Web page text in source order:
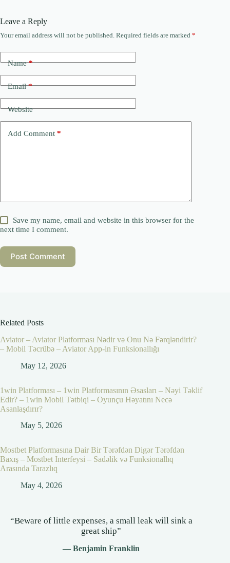
Leave a Reply
Your email address will not be published. Required fields are marked *
Name*
Email*
Website
Add Comment *
Save my name, email and website in this browser for the
next time I comment.
Post Comment
Related Posts
Aviator – Aviator Platforması Nədir və Onu Nə Fərqləndirir?
– Mobil Təcrübə – Aviator App-in Funksionallığı
May 12, 2026
1win Platforması – 1win Platformasının Əsasları – Nəyi Təklif
Edir? – 1win Mobil Tətbiqi – Oyunçu Həyatını Necə
Asanlaşdırır?
May 5, 2026
Mostbet Platformasına Dair Bir Tərəfdən Digər Tərəfdən
Baxış – Mostbet Interfeysi – Sadəlik və Funksionallıq
Arasında Tarazlıq
May 4, 2026
“Beware of little expenses, a small leak will sink a
great ship”
— Benjamin Franklin